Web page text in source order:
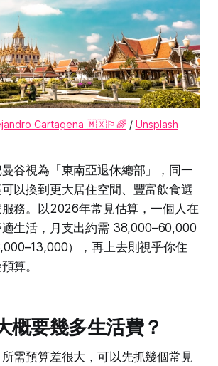
Cartagena 🇲🇽🏳‍🌈 / Unsplash
谷視為「東南亞退休總部」，同一
以換到更大居住空間、豐富飲食選
務。以2026年常見估算，一個人在
生活，月支出約需 38,000–60,000
），再上去則視乎你住
算。
概要幾多生活費？
需預算差很大，可以先抓幾個常見